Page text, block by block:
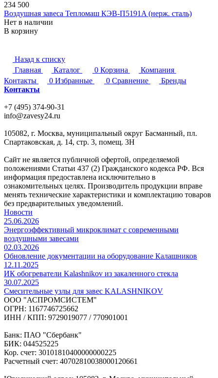
234 500
Воздушная завеса Тепломаш КЭВ-П5191A (нерж. сталь)
Нет в наличии
В корзину
Назад к списку
Главная
Каталог 0 Корзина
Компания
Контакты
0 Избранные 0 Сравнение
Бренды
Контакты
+7 (495) 374-90-31
info@zavesy24.ru
105082, г. Москва, муниципальный округ Басманный, пл.
Спартаковская, д. 14, стр. 3, помещ. 3Н
Сайт не является публичной офертой, определяемой
положениями Статьи 437 (2) Гражданского кодекса РФ. Вся
информация предоставлена исключительно в
ознакомительных целях. Производитель продукции вправе
менять технические характеристики и комплектацию товаров
без предварительных уведомлений.
Новости
25.06.2026
Энергоэффективный микроклимат с современными
воздушными завесами
02.03.2026
Обновление документации на оборудование Калашников
12.11.2025
ИК обогреватели Kalashnikov из закаленного стекла
30.07.2025
Cмесительные узлы для завес KALASHNIKOV
ООО "АСПРОМСИСТЕМ"
ОГРН: 1167746725662
ИНН / КПП: 9729019077 / 770901001
Банк: ПАО "Сбербанк"
БИК: 044525225
Кор. счет: 30101810400000000225
Расчетный счет: 40702810038000120661